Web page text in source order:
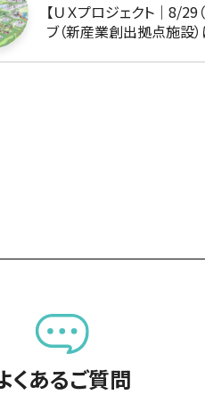
【ＵＸプロジェクト｜8/29
ブ（新産業創出拠点施設
くあるご質問